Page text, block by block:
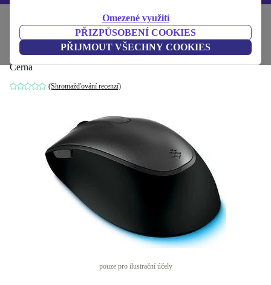
Omezené využití
PŘIZPŮSOBENÍ COOKIES
PŘIJMOUT VŠECHNY COOKIES
Příslušenství Počítačové příslušenství
Microsoft Comfort Mouse 4500
Černá
(Shromažďování recenzí)
pouze pro ilustrační účely